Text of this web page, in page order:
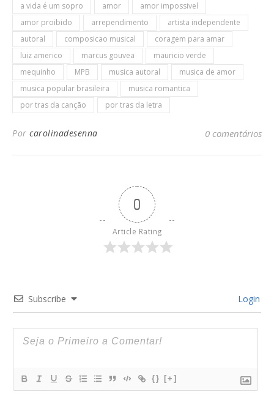
a vida é um sopro
amor
amor impossivel
amor proibido
arrependimento
artista independente
autoral
composicao musical
coragem para amar
luiz americo
marcus gouvea
mauricio verde
mequinho
MPB musica autoral
musica de amor
musica popular brasileira
musica romantica
por tras da canção
por tras da letra
Por carolinadesenna 0 comentários
0
Article Rating
Subscribe Login
{} [+]